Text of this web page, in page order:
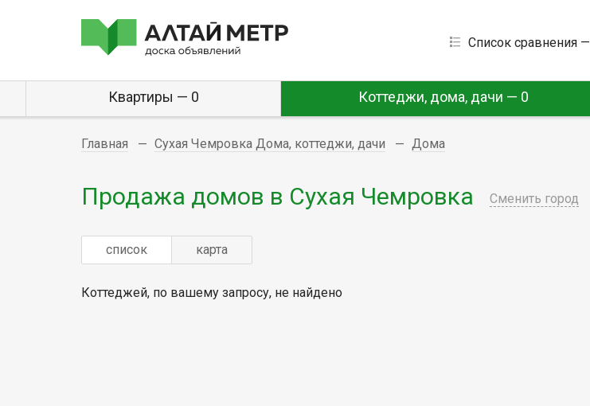
Список сравнения —
Квартиры — 0 Коттеджи, дома, дачи — 0
Главная Сухая Чемровка Дома, коттеджи, дачи Дома
Продажа домов в Сухая Чемровка Сменить город
список карта
Коттеджей, по вашему запросу, не найдено